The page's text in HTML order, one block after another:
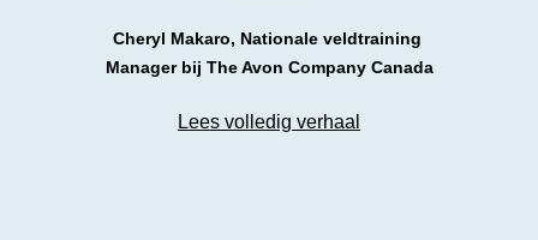
Cheryl Makaro, Nationale veldtraining
Manager bij The Avon Company Canada
Lees volledig verhaal